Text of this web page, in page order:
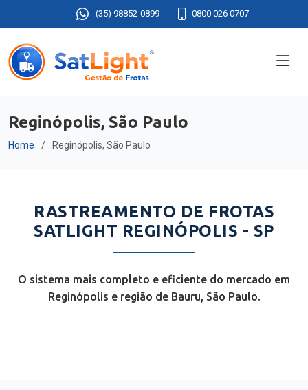
(35) 98852-0899 0800 026 0707
Reginópolis, São Paulo
Home Reginópolis, São Paulo
RASTREAMENTO DE FROTAS
SATLIGHT REGINÓPOLIS - SP
O sistema mais completo e eficiente do mercado em
Reginópolis e região de Bauru, São Paulo.